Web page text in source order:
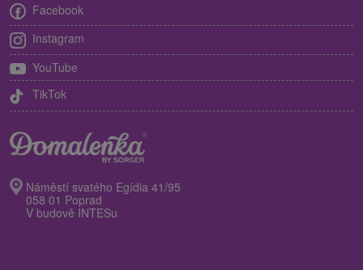
Facebook
Instagram
YouTube
TikTok
Náměstí svatého Egídia 41/95
058 01 Poprad
V budově INTESu